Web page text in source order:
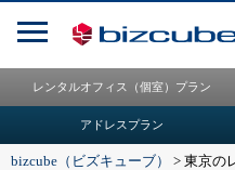
レンタルオフィス（個室）プラン
アドレスプラン
bizcube（ビズキューブ） > 東京の